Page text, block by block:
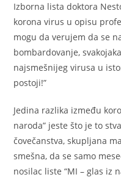
Izborna lista doktora
korona virus u opisu
mogu da verujem da se
bombardovanje,
najsmešnijeg virusa u
postoji!”
Jedina razlika između
naroda” jeste što je to
čovečanstva, skupljana
smešna, da se samo
nosilac liste “MI – glas iz